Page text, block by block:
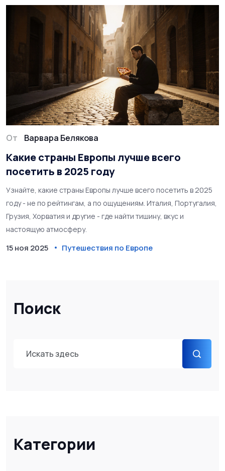
Поиск
Категории
От Варвара Белякова
Какие страны Европы лучше всего
посетить в 2025 году
Узнайте, какие страны Европы лучше всего посетить в 2025
году - не по рейтингам, а по ощущениям. Италия, Португалия,
Грузия, Хорватия и другие - где найти тишину, вкус и
настоящую атмосферу.
15 ноя 2025 Путешествия по Европе